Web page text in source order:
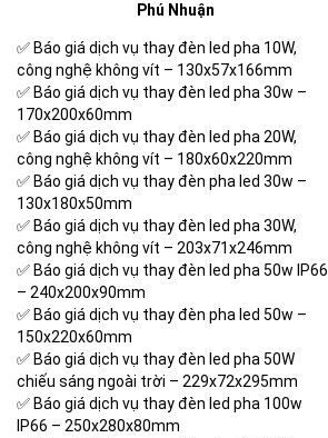
Phú Nhuận
✅ Báo giá dịch vụ thay đèn led pha 10W,
công nghệ không vít – 130x57x166mm
✅ Báo giá dịch vụ thay đèn led pha 30w –
170x200x60mm
✅ Báo giá dịch vụ thay đèn led pha 20W,
công nghệ không vít – 180x60x220mm
✅ Báo giá dịch vụ thay đèn pha led 30w –
130x180x50mm
✅ Báo giá dịch vụ thay đèn led pha 30W,
công nghệ không vít – 203x71x246mm
✅ Báo giá dịch vụ thay đèn led pha 50w IP66
– 240x200x90mm
✅ Báo giá dịch vụ thay đèn pha led 50w –
150x220x60mm
✅ Báo giá dịch vụ thay đèn led pha 50W
chiếu sáng ngoài trời – 229x72x295mm
✅ Báo giá dịch vụ thay đèn led pha 100w
IP66 – 250x280x80mm